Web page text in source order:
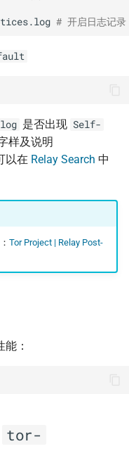
# 开启日志记录
是否出现 Self-
样及说明
以在 Relay Search 中
Tor Project | Relay Post-
：
tor-